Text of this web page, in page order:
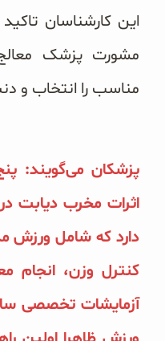
این کارشناسان تاکید
مشورت پزشک
مناسب را انتخاب و
پزشکان می‌گویند:
اثرات مخرب دیابت
دارد که شامل ورزش
کنترل وزن، انجام
آزمایشات تخصصی